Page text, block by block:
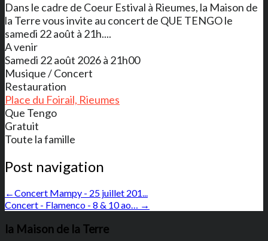
Dans le cadre de Coeur Estival à Rieumes, la Maison de
la Terre vous invite au concert de QUE TENGO le
samedi 22 août à 21h....
A venir
Samedi 22 août 2026 à 21h00
Musique / Concert
Restauration
Place du Foirail, Rieumes
Que Tengo
Gratuit
Toute la famille
Post navigation
←Concert Mampy - 25 juillet 201...
Concert - Flamenco - 8 & 10 ao… →
la Maison de la Terre